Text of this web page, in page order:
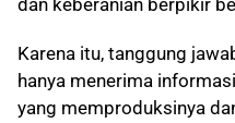
dan keberanian berpikir
Karena itu, tanggung
hanya menerima
yang memproduksinya